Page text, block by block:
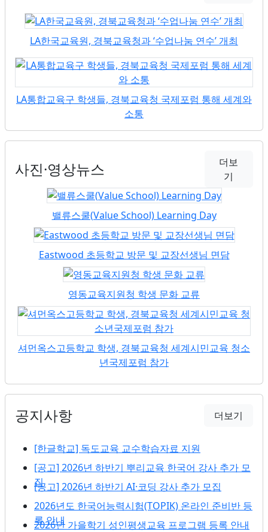
LA한국교육원, 경북교육청과 ‘수업나눔 연수’ 개최
LA통합교육구 학생들, 경북교육청 국제포럼 통해 세계와
소통
사진·영상뉴스
더보
기
밸류스쿨(Value School) Learning Day
Eastwood 초등학교 방문 및 교장선생님 면담
영동교육지원청 학생 문화 교류
셔먼옥스고등학교 학생, 경북교육청 세계시민교육 청소
년국제포럼 참가
공지사항 더보기
[한글학교] 독도교육 교수학습자료 지원
[공고] 2026년 하반기 뿌리교육 한국어 강사 추가 모
집
[공고] 2026년 하반기 AI·코딩 강사 추가 모집
2026년도 한국어능력시험(TOPIK) 온라인 준비반 등
록 안내
2026년 가을학기 성인평생교육 프로그램 등록 안내